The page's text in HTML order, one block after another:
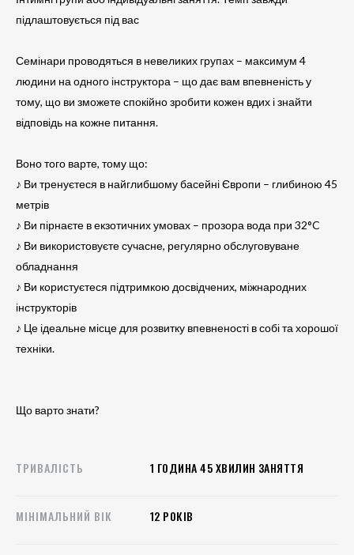
підлаштовується під вас
Семінари проводяться в невеликих групах – максимум 4
людини на одного інструктора – що дає вам впевненість у
тому, що ви зможете спокійно зробити кожен вдих і знайти
відповідь на кожне питання.
Воно того варте, тому що:
♪ Ви тренуєтеся в найглибшому басейні Європи – глибиною 45
метрів
♪ Ви пірнаєте в екзотичних умовах – прозора вода при 32°C
♪ Ви використовуєте сучасне, регулярно обслуговуване
обладнання
♪ Ви користуєтеся підтримкою досвідчених, міжнародних
інструкторів
♪ Це ідеальне місце для розвитку впевненості в собі та хорошої
техніки.
Що варто знати?
ТРИВАЛІСТЬ 1 ГОДИНА 45 ХВИЛИН ЗАНЯТТЯ
МІНІМАЛЬНИЙ ВІК 12 РОКІВ